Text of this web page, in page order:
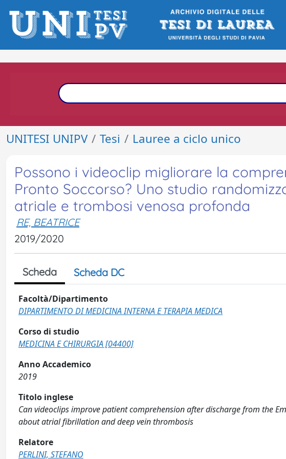
UNITESI UNIPV Tesi Lauree a ciclo unico
Possono i videoclip migliorare la
Pronto Soccorso? Uno studio
atriale e trombosi venosa profonda
RE, BEATRICE
2019/2020
Scheda Scheda DC
Facoltà/Dipartimento
DIPARTIMENTO DI MEDICINA INTERNA E TERAPIA MEDICA
Corso di studio
MEDICINA E CHIRURGIA [04400]
Anno Accademico
2019
Titolo inglese
Can videoclips improve patient comprehension after discharge from the
about atrial fibrillation and deep vein thrombosis
Relatore
PERLINI, STEFANO